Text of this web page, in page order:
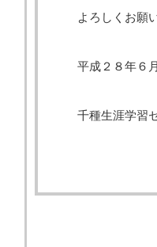
よろしくお願
平成２８年６
千種生涯学